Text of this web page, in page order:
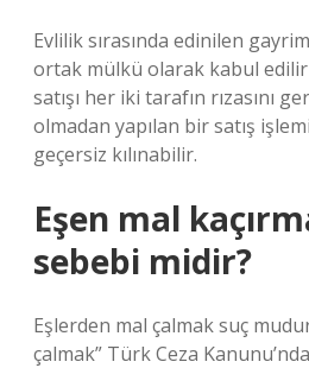
Evlilik sırasında edinilen
ortak mülkü olarak kabul
satışı her iki tarafın rızasını
olmadan yapılan bir satış
geçersiz kılınabilir.
Eşen mal
sebebi midir?
Eşlerden mal çalmak suç
çalmak” Türk Ceza